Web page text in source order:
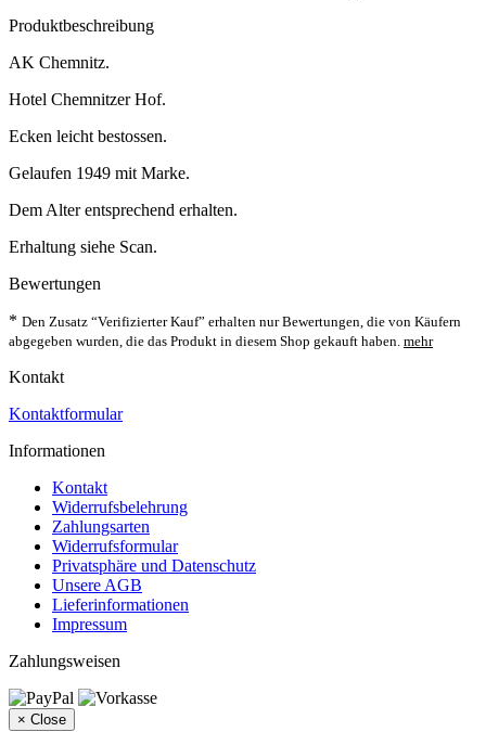
Produktbeschreibung
AK Chemnitz.
Hotel Chemnitzer Hof.
Ecken leicht bestossen.
Gelaufen 1949 mit Marke.
Dem Alter entsprechend erhalten.
Erhaltung siehe Scan.
Bewertungen
* Den Zusatz “Verifizierter Kauf” erhalten nur Bewertungen, die von Käufern
abgegeben wurden, die das Produkt in diesem Shop gekauft haben. mehr
Kontakt
Kontaktformular
Informationen
Kontakt
Widerrufsbelehrung
Zahlungsarten
Widerrufsformular
Privatsphäre und Datenschutz
Unsere AGB
Lieferinformationen
Impressum
Zahlungsweisen
× Close